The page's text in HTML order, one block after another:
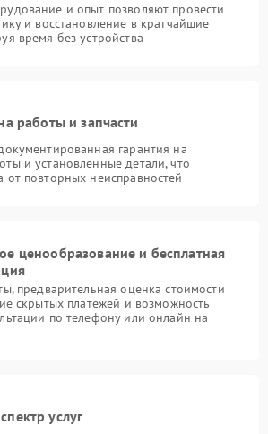
и опыт позволяют провести
и восстановление в кратчайшие
время без устройства
работы и запчасти
гарантия на
и установленные детали, что
от повторных неисправностей
ценообразование и бесплатная
предварительная оценка стоимости
скрытых платежей и возможность
по телефону или онлайн на
услуг